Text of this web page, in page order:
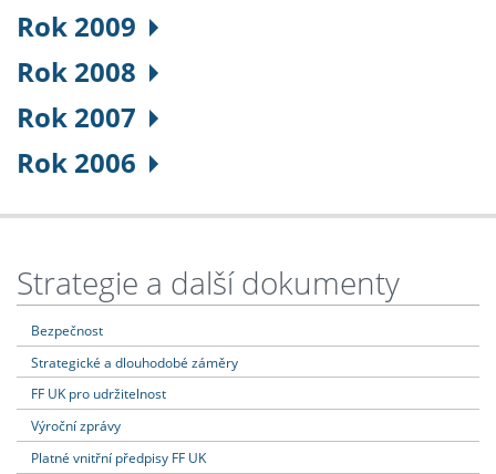
Rok 2009
Rok 2008
Rok 2007
Rok 2006
Strategie a další dokumenty
Bezpečnost
Strategické a dlouhodobé záměry
FF UK pro udržitelnost
Výroční zprávy
Platné vnitřní předpisy FF UK